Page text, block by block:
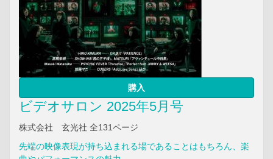
購入
ビデオサロン 2025年5月号
株式会社 玄光社 全131ページ
先端の映像表現が持ち込まれる場であることはもちろん、楽